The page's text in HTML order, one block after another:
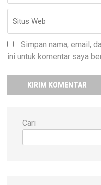
Simpan nama, email,
ini untuk komentar saya
Cari